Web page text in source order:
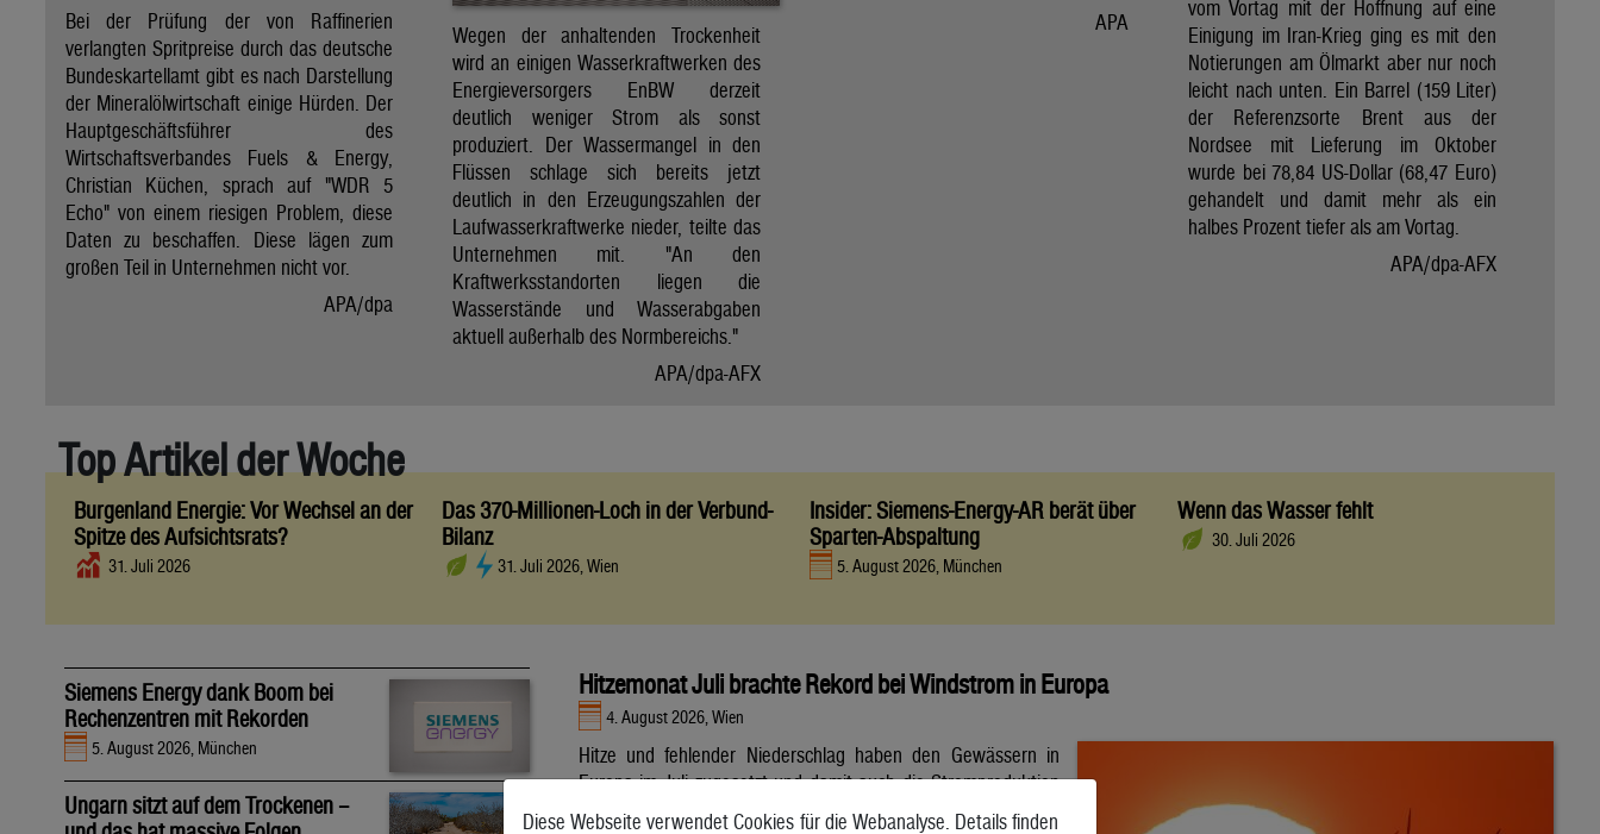
Bei der Prüfung der von Raffinerien
verlangten Spritpreise durch das deutsche
Bundeskartellamt gibt es nach Darstellung
der Mineralölwirtschaft einige Hürden. Der
Hauptgeschäftsführer des
Wirtschaftsverbandes Fuels & Energy,
Christian Küchen, sprach auf "WDR 5
Echo" von einem riesigen Problem, diese
Daten zu beschaffen. Diese lägen zum
großen Teil in Unternehmen nicht vor.
APA/dpa
Wegen der anhaltenden Trockenheit
wird an einigen Wasserkraftwerken des
Energieversorgers EnBW derzeit
deutlich weniger Strom als sonst
produziert. Der Wassermangel in den
Flüssen schlage sich bereits jetzt
deutlich in den Erzeugungszahlen der
Laufwasserkraftwerke nieder, teilte das
Unternehmen mit. "An den
Kraftwerksstandorten liegen die
Wasserstände und Wasserabgaben
aktuell außerhalb des Normbereichs."
APA/dpa-AFX
APA
vom Vortag mit der Hoffnung auf eine
Einigung im Iran-Krieg ging es mit den
Notierungen am Ölmarkt aber nur noch
leicht nach unten. Ein Barrel (159 Liter)
der Referenzsorte Brent aus der
Nordsee mit Lieferung im Oktober
wurde bei 78,84 US-Dollar (68,47 Euro)
gehandelt und damit mehr als ein
halbes Prozent tiefer als am Vortag.
APA/dpa-AFX
Top Artikel der Woche
Burgenland Energie: Vor Wechsel an der
Spitze des Aufsichtsrats?
31. Juli 2026
Das 370-Millionen-Loch in der Verbund-
Bilanz
31. Juli 2026, Wien
Insider: Siemens-Energy-AR berät über
Sparten-Abspaltung
5. August 2026, München
Wenn das Wasser fehlt
30. Juli 2026
Siemens Energy dank Boom bei
Rechenzentren mit Rekorden
5. August 2026, München
Ungarn sitzt auf dem Trockenen –
Hitzemonat Juli brachte Rekord bei Windstrom in Europa
4. August 2026, Wien
Hitze und fehlender Niederschlag haben den Gewässern in
Europa im Juli zugesetzt und damit auch die Stromproduktion
aus Wasser- und Atomkraft beeinträchtigt. Unterdessen
Diese Webseite verwendet Cookies für die Webanalyse. Details finden